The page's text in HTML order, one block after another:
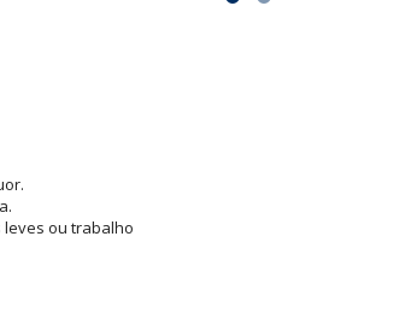
ou trabalho